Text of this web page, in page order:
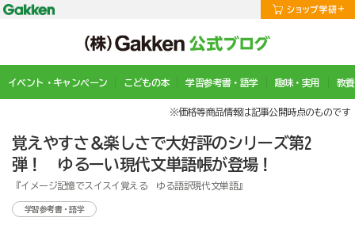
イベント・キャンペーン こどもの本 学習参考書・語学 趣味・実用 教
※価格等商品情報は記事公開時点のものです
覚えやすさ＆楽しさで大好評のシリーズ第2
弾！ ゆるーい現代文単語帳が登場！
『イメージ記憶でスイスイ覚える ゆる語訳現代文単語』
学習参考書・語学